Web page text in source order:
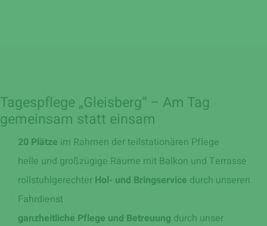
Tagespflege „Gleisberg“ – Am Tag
gemeinsam statt einsam
20 Plätze im Rahmen der teilstationären Pflege
helle und großzügige Räume mit Balkon und Terrasse
rollstuhlgerechter Hol- und Bringservice durch unseren
Fahrdienst
ganzheitliche Pflege und Betreuung durch unser